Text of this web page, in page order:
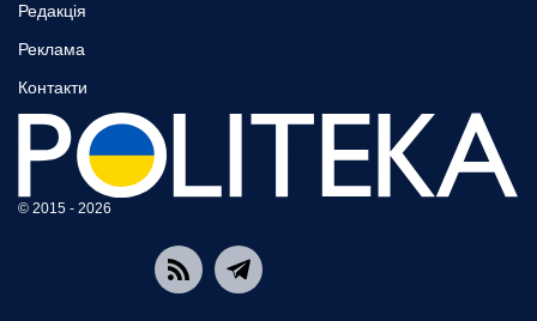
Редакція
Реклама
Контакти
© 2015 - 2026